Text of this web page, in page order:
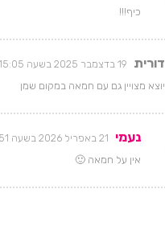
כיף!!!
דורית 19 בדצמבר 2025 בשעה 15:05
יוצא מצויין גם עם חמאה במקום שמן
נעמי 21 באפריל 2026 בשעה 06:51
אין על חמאה 🙂